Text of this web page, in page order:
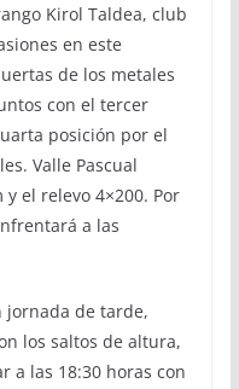
Kirol Taldea, club
en este
de los metales
con el tercer
posición por el
Valle Pascual
el relevo 4×200. Por
a las
jornada de tarde,
los saltos de altura,
a las 18:30 horas con